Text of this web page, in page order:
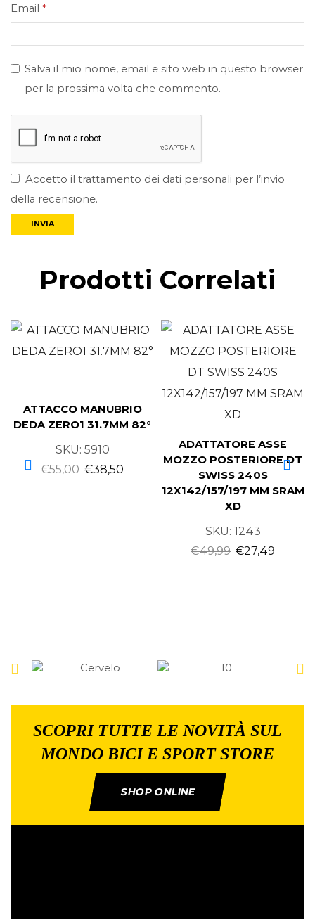
Email *
Salva il mio nome, email e sito web in questo browser
per la prossima volta che commento.
Accetto il trattamento dei dati personali per l’invio
della recensione.
Prodotti Correlati
ATTACCO MANUBRIO
DEDA ZERO1 31.7MM 82°
SKU: 5910
€55,00 €38,50
ADATTATORE ASSE
MOZZO POSTERIORE DT
SWISS 240S
12X142/157/197 MM SRAM
XD
SKU: 1243
€49,99 €27,49
SCOPRI TUTTE LE NOVITÀ SUL
MONDO BICI E SPORT STORE
SHOP ONLINE